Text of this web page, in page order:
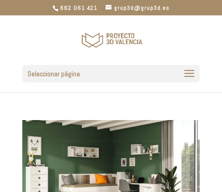
662 061 421 grup3d@grup3d.es
Seleccionar página